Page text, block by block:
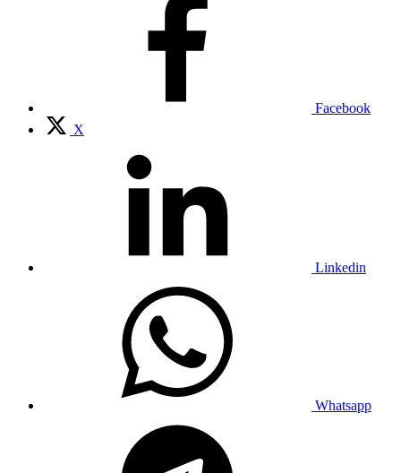
Facebook
X
Linkedin
Whatsapp